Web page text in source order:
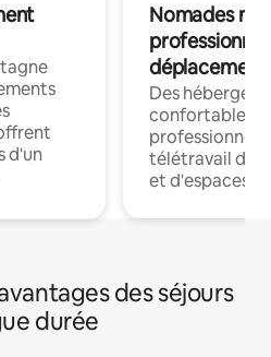
d'un
Nomades
déplacement
Des
confortables
professionnels
télétravail
et d'espaces
des séjours
durée